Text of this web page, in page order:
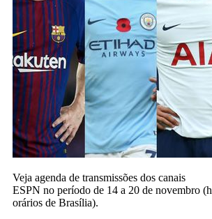
Veja agenda de transmissões dos canais
ESPN no período de 14 a 20 de novembro (h
orários de Brasília).